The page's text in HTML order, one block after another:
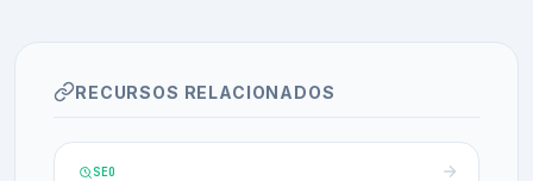
RECURSOS RELACIONADOS
SEO